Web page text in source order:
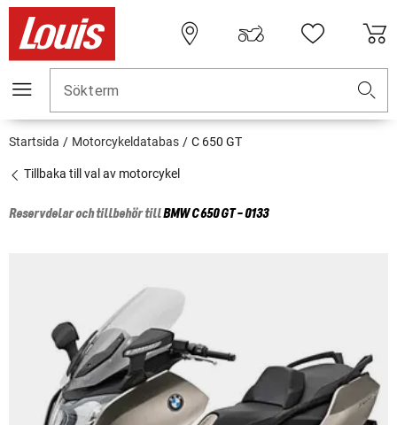
Sökterm
Startsida Motorcykeldatabas C 650 GT
Tillbaka till val av motorcykel
Reservdelar och tillbehör tillBMWC 650 GT - 0133